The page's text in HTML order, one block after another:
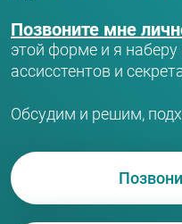
Позвоните мне
+7 (916) 972-73-99
этой форме и я
ассисстентов и
Обсудим и решим,